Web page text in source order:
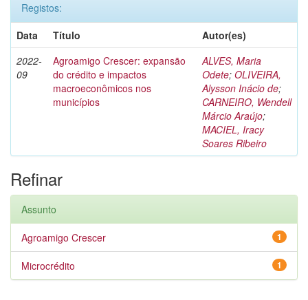
Registos:
Data
Título
Autor(es)
2022-
09
Agroamigo Crescer: expansão
do crédito e impactos
macroeconômicos nos
municípios
ALVES, Maria
Odete; OLIVEIRA,
Alysson Inácio de;
CARNEIRO, Wendell
Márcio Araújo;
MACIEL, Iracy
Soares Ribeiro
Refinar
Assunto
1
Agroamigo Crescer
1
Microcrédito